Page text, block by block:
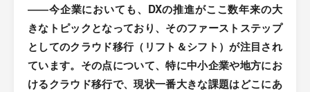
――今企業においても、DXの推進がここ数年来の大
きなトピックとなっており、そのファーストステップ
としてのクラウド移行（リフト＆シフト）が注目され
ています。その点について、特に中小企業や地方にお
けるクラウド移行で、現状一番大きな課題はどこにあ